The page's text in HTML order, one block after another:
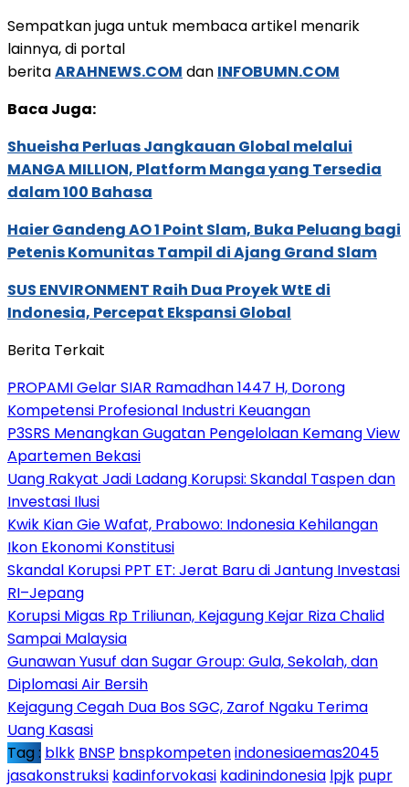
Sempatkan juga untuk membaca artikel menarik
lainnya, di portal
beritaARAHNEWS.COM dan INFOBUMN.COM
Baca Juga:
Shueisha Perluas Jangkauan Global melalui
MANGA MILLION, Platform Manga yang Tersedia
dalam 100 Bahasa
Haier Gandeng AO 1 Point Slam, Buka Peluang bagi
Petenis Komunitas Tampil di Ajang Grand Slam
SUS ENVIRONMENT Raih Dua Proyek WtE di
Indonesia, Percepat Ekspansi Global
Berita Terkait
PROPAMI Gelar SIAR Ramadhan 1447 H, Dorong
Kompetensi Profesional Industri Keuangan
P3SRS Menangkan Gugatan Pengelolaan Kemang View
Apartemen Bekasi
Uang Rakyat Jadi Ladang Korupsi: Skandal Taspen dan
Investasi Ilusi
Kwik Kian Gie Wafat, Prabowo: Indonesia Kehilangan
Ikon Ekonomi Konstitusi
Skandal Korupsi PPT ET: Jerat Baru di Jantung Investasi
RI–Jepang
Korupsi Migas Rp Triliunan, Kejagung Kejar Riza Chalid
Sampai Malaysia
Gunawan Yusuf dan Sugar Group: Gula, Sekolah, dan
Diplomasi Air Bersih
Kejagung Cegah Dua Bos SGC, Zarof Ngaku Terima
Uang Kasasi
Tag : blkk BNSP bnspkompetenindonesiaemas2045
jasakonstruksi kadinforvokasi kadinindonesia lpjk pupr